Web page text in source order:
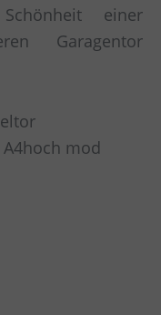
einer
Garagentor